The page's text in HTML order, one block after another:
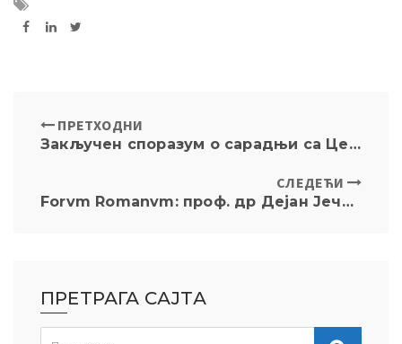
ПРЕТХОДНИ
Закључен споразум о сарадњи са Центром за интеграцијска и цивилизацијска истраживања Руске Академије Наука
СЛЕДЕЋИ
Forvm Romanvm: проф. др Дејан Јечменица одржао предавање ” Српски средњовековни печати”
ПРЕТРАГА САЈТА